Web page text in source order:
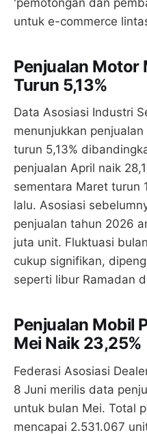
untuk e-commerce
Penjualan Motor
Turun 5,13%
Data Asosiasi Industri
menunjukkan
turun 5,13%
penjualan April naik
sementara Maret turun
lalu. Asosiasi
penjualan tahun 2026
juta unit. Fluktuasi
cukup signifikan,
seperti libur Ramadan
Penjualan Mobil
Mei Naik 23,25%
Federasi Asosiasi
8 Juni merilis data
untuk bulan Mei. Total
mencapai 2.531.067